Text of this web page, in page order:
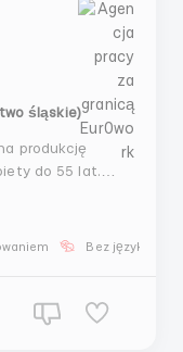
śląskie)
Bez języka